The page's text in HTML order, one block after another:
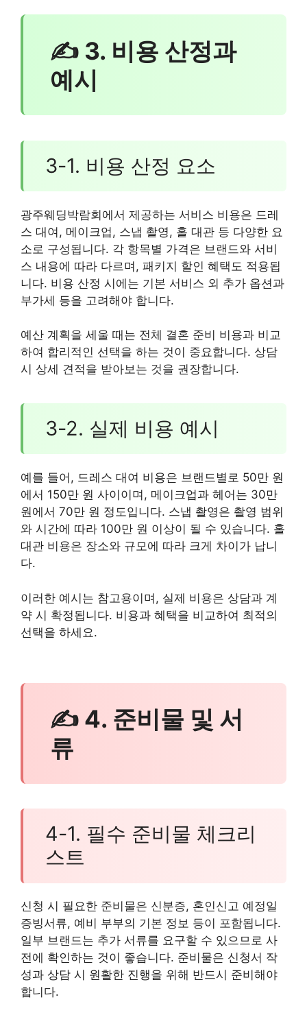
✍ 3. 비용 산정과
예시
3-1. 비용 산정 요소
광주웨딩박람회에서 제공하는 서비스 비용은 드레
스 대여, 메이크업, 스냅 촬영, 홀 대관 등 다양한 요
소로 구성됩니다. 각 항목별 가격은 브랜드와 서비
스 내용에 따라 다르며, 패키지 할인 혜택도 적용됩
니다. 비용 산정 시에는 기본 서비스 외 추가 옵션과
부가세 등을 고려해야 합니다.
예산 계획을 세울 때는 전체 결혼 준비 비용과 비교
하여 합리적인 선택을 하는 것이 중요합니다. 상담
시 상세 견적을 받아보는 것을 권장합니다.
3-2. 실제 비용 예시
예를 들어, 드레스 대여 비용은 브랜드별로 50만 원
에서 150만 원 사이이며, 메이크업과 헤어는 30만
원에서 70만 원 정도입니다. 스냅 촬영은 촬영 범위
와 시간에 따라 100만 원 이상이 될 수 있습니다. 홀
대관 비용은 장소와 규모에 따라 크게 차이가 납니
다.
이러한 예시는 참고용이며, 실제 비용은 상담과 계
약 시 확정됩니다. 비용과 혜택을 비교하여 최적의
선택을 하세요.
✍ 4. 준비물 및 서
류
4-1. 필수 준비물 체크리
스트
신청 시 필요한 준비물은 신분증, 혼인신고 예정일
증빙서류, 예비 부부의 기본 정보 등이 포함됩니다.
일부 브랜드는 추가 서류를 요구할 수 있으므로 사
전에 확인하는 것이 좋습니다. 준비물은 신청서 작
성과 상담 시 원활한 진행을 위해 반드시 준비해야
합니다.